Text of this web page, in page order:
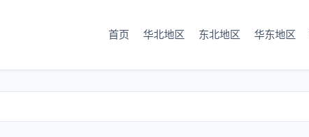
首页 华北地区 东北地区 华东地区